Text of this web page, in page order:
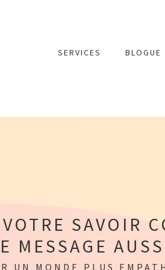
SERVICES BLOGUE
SAVOIR
MESSAGE
UN MONDE PLUS